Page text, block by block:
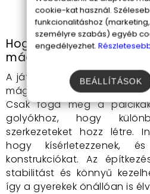
szórakoztatóvá és
játékot.
Hogyan használd a 25
mágneses
A játék használata rendkívül
mágneses pálcikából és 7
Csak fogd meg a
golyókhoz, hogy
szerkezeteket hozz létre.
hogy kísérletezzenek,
konstrukciókat. Az
stabilitást és könnyű
így a gyerekek önállóan is
cookie-kat használ.
funkcionalitáshoz
személyre szabás) egyéb
engedélyezhet.
BEÁLLÍTÁSOK